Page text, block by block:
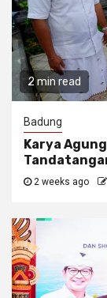
2 min read
Badung
Karya
2 weeks ago